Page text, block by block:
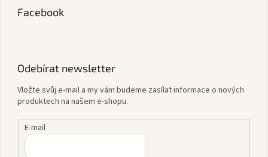
Facebook
Odebírat newsletter
Vložte svůj e-mail a my vám budeme zasílat informace o nových
produktech na našem e-shopu.
E-mail